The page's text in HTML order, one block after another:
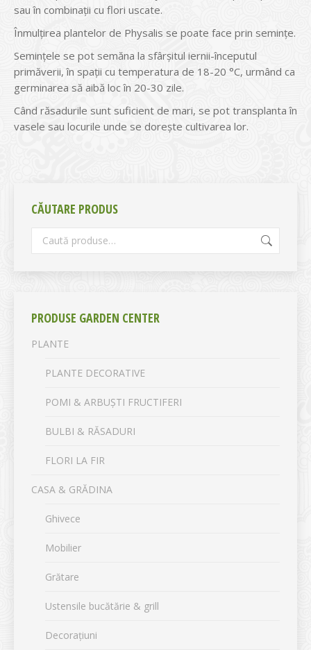
sau în combinaţii cu flori uscate.
Înmulțirea plantelor de Physalis se poate face prin semințe.
Semințele se pot semăna la sfârșitul iernii-începutul
primăverii, în spații cu temperatura de 18-20 °C, urmând ca
germinarea să aibă loc în 20-30 zile.
Când răsadurile sunt suficient de mari, se pot transplanta în
vasele sau locurile unde se dorește cultivarea lor.
CĂUTARE PRODUS
PRODUSE GARDEN CENTER
PLANTE
PLANTE DECORATIVE
POMI & ARBUȘTI FRUCTIFERI
BULBI & RĂSADURI
FLORI LA FIR
CASA & GRĂDINA
Ghivece
Mobilier
Grătare
Ustensile bucătărie & grill
Decorațiuni